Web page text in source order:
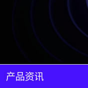
商务模式
新闻资讯
产品资讯